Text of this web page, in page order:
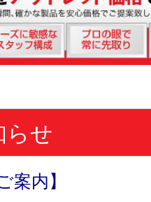
らせ
案内】